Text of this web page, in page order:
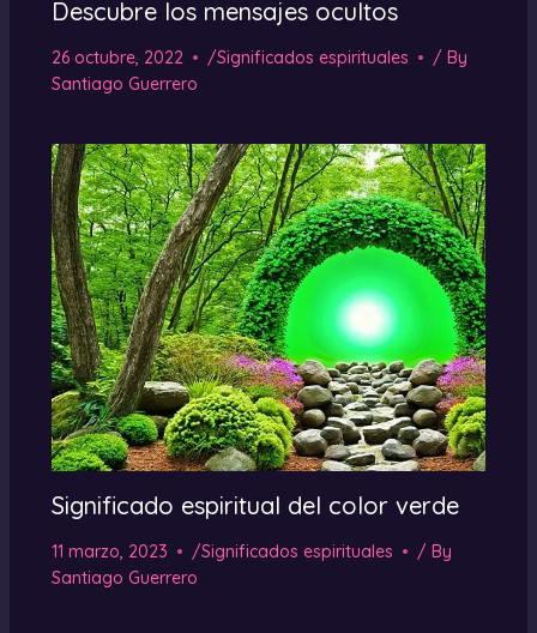
Descubre los mensajes ocultos
26 octubre, 2022 /Significados espirituales
/ By
Santiago Guerrero
Significado espiritual del color verde
11 marzo, 2023 /Significados espirituales
/ By
Santiago Guerrero